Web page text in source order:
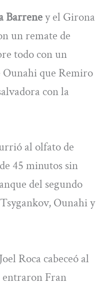
Barreney el Girona
un remate de
todo con un
Ounahi que Remiro
con la
al olfato de
45 minutos sin
del segundo
Ounahi y
Roca cabeceó al
entraron Fran